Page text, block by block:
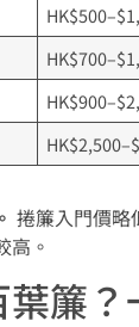
捲簾入門價略
高。
簾？